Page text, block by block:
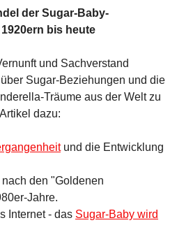
der Sugar-Baby-
bis heute
und Sachverstand
Sugar-Beziehungen und die
Träume aus der Welt zu
dazu:
und die Entwicklung
nach den "Goldenen
Jahre.
Internet - das Sugar-Baby wird